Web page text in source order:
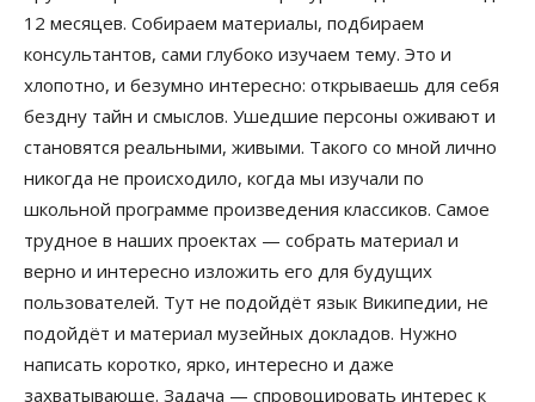
12 месяцев. Собираем материалы, подбираем
консультантов, сами глубоко изучаем тему. Это и
хлопотно, и безумно интересно: открываешь для себя
бездну тайн и смыслов. Ушедшие персоны оживают и
становятся реальными, живыми. Такого со мной лично
никогда не происходило, когда мы изучали по
школьной программе произведения классиков. Самое
трудное в наших проектах — собрать материал и
верно и интересно изложить его для будущих
пользователей. Тут не подойдёт язык Википедии, не
подойдёт и материал музейных докладов. Нужно
написать коротко, ярко, интересно и даже
захватывающе. Задача — спровоцировать интерес к